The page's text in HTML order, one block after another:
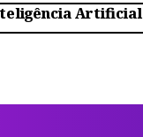
Artificial